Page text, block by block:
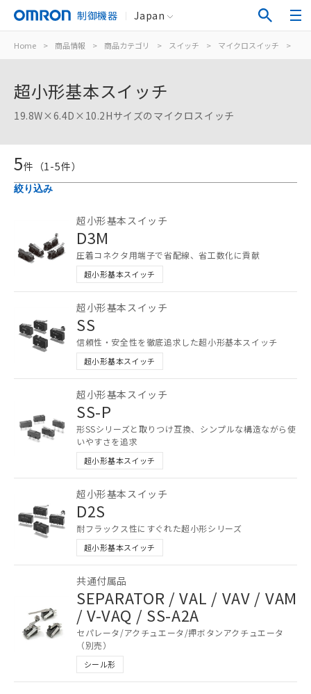
制御機器 Japan
Home > 商品情報 > 商品カテゴリ > スイッチ > マイクロスイッチ >
超小形基本スイッチ
19.8W×6.4D×10.2Hサイズのマイクロスイッチ
5件（1-5件）
絞り込み
超小形基本スイッチ
D3M
圧着コネクタ用端子で省配線、省工数化に貢献
超小形基本スイッチ
超小形基本スイッチ
SS
信頼性・安全性を徹底追求した超小形基本スイッチ
超小形基本スイッチ
超小形基本スイッチ
SS-P
形SSシリーズと取りつけ互換、シンプルな構造ながら使
いやすさを追求
超小形基本スイッチ
超小形基本スイッチ
D2S
耐フラックス性にすぐれた超小形シリーズ
超小形基本スイッチ
共通付属品
SEPARATOR / VAL / VAV / VAM
/ V-VAQ / SS-A2A
セパレータ/アクチュエータ/押ボタンアクチュエータ
（別売）
シール形
号
説明
○ 一定数以上の在庫あり
ご利用条件
以下の条件をお読みいただき、同意のうえ
ご利用ください。
本サービスは、当社制御機器事業取扱
商品の当社在庫状況および標準価格
(税抜)を提供させていただくもので
す。
当社制御機器事業取扱商品の中には、
本サービスの対象外となる商品もある
ことをご了承ください。
在庫状況および標準価格照会結果は、
記載している更新日時点での社内デー
タに基づき作成されるものであり、閲
覧された時点での実際の在庫および標
準価格とは異なる場合があることをご
了承ください。
正式な納期状況および標準価格はお客
様のお取引先、またはお客様担当のオ